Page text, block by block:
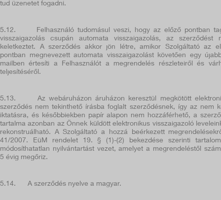
tud üzenetet fogadni.
5.12.
Felhasználó tudomásul veszi, hogy az előző pontban
visszaigazolás csupán automata visszaigazolás, az szerződést
keletkeztet. A szerződés akkor jön létre, amikor Szolgáltató az
pontban megnevezett automata visszaigazolást követően egy
mailben értesíti a Felhasználót a megrendelés részleteiről és
teljesítéséről.
5.13.
Az webáruházon áruházon keresztül megkötött
szerződés nem tekinthető írásba foglalt szerződésnek, így az nem
iktatásra, és későbbiekben papír alapon nem hozzáférhető, a
tartalma azonban az Önnek küldött elektronikus visszaigazoló
rekonstruálható. A Szolgáltató a hozzá beérkezett
41/2007. EüM rendelet 19. § (1)-(2) bekezdése szerinti
módosíthatatlan nyilvántartást vezet, amelyet a megrendeléstől
5 évig megőriz.
5.14. A szerződés nyelve a magyar.